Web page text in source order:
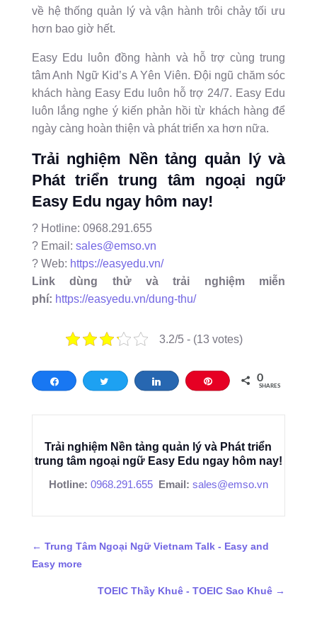
về hệ thống quản lý và vận hành trôi chảy tối ưu
hơn bao giờ hết.
Easy Edu luôn đồng hành và hỗ trợ cùng trung
tâm Anh Ngữ Kid’s A Yên Viên. Đội ngũ chăm sóc
khách hàng Easy Edu luôn hỗ trợ 24/7. Easy Edu
luôn lắng nghe ý kiến phản hồi từ khách hàng để
ngày càng hoàn thiện và phát triển xa hơn nữa.
Trải nghiệm Nền tảng quản lý và
Phát triển trung tâm ngoại ngữ
Easy Edu ngay hôm nay!
? Hotline: 0968.291.655
? Email: sales@emso.vn
? Web: https://easyedu.vn/
Link dùng thử và trải nghiệm miễn
phí: https://easyedu.vn/dung-thu/
3.2/5 - (13 votes)
Share Tweet Share Pin 0
SHARES
Trải nghiệm Nền tảng quản lý và Phát triển
trung tâm ngoại ngữ Easy Edu ngay hôm nay!
Hotline: 0968.291.655 Email: sales@emso.vn
← Trung Tâm Ngoại Ngữ Vietnam Talk - Easy and
Easy more
TOEIC Thầy Khuê - TOEIC Sao Khuê →